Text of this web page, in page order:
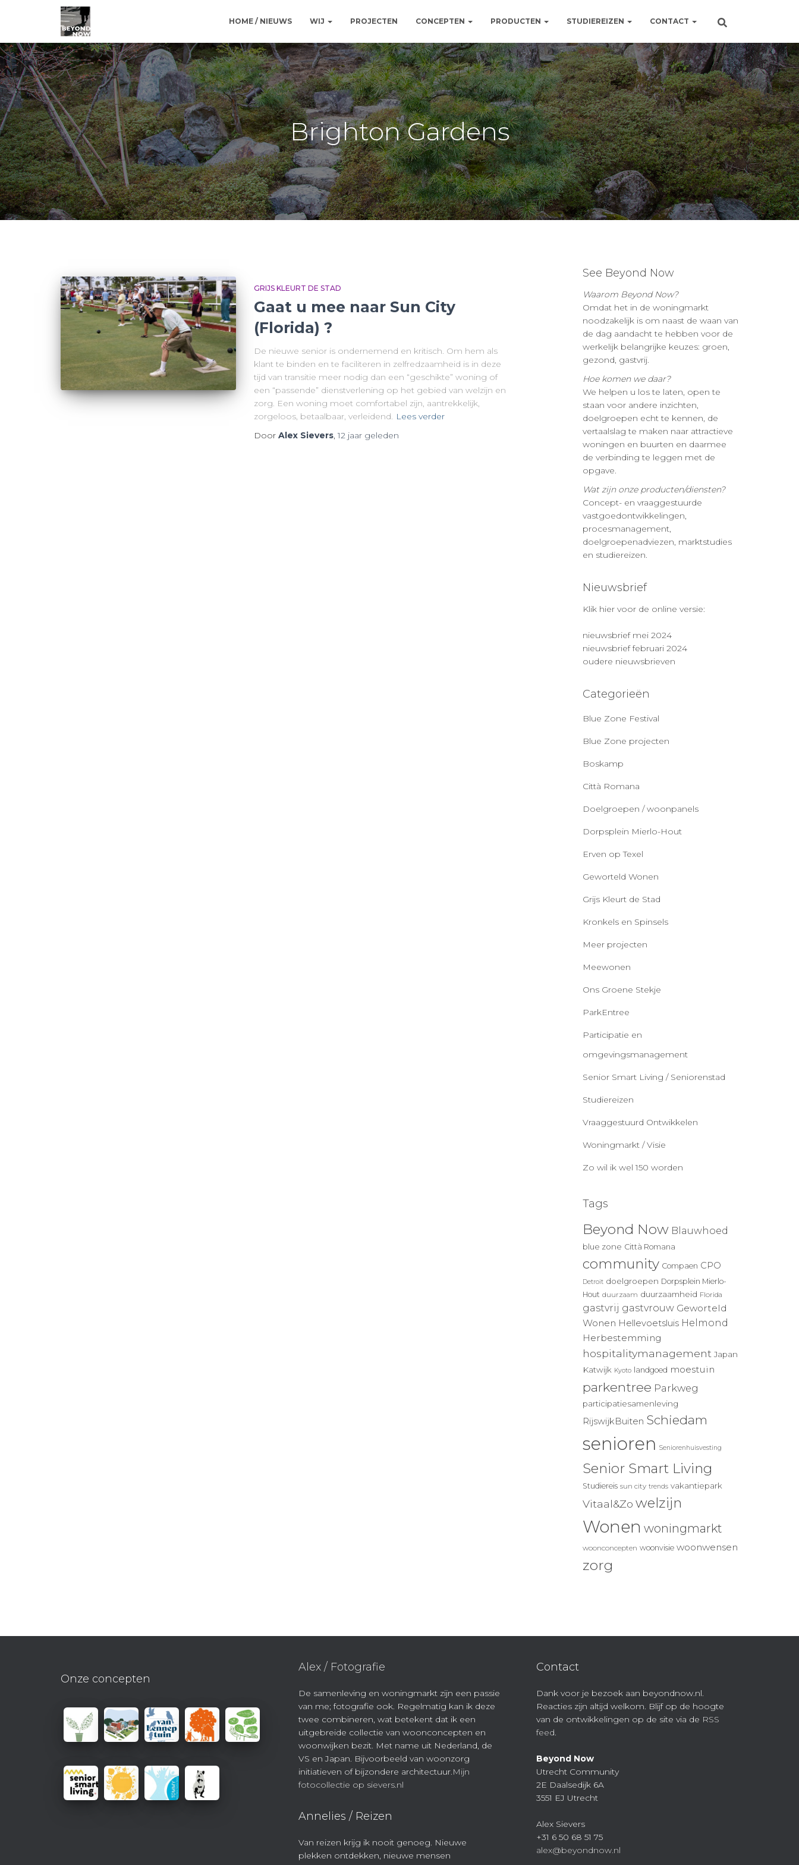
HOME / NIEUWS WIJ PROJECTEN CONCEPTEN PRODUCTEN STUDIEREIZEN CONTACT
Brighton Gardens
GRIJS KLEURT DE STAD
Gaat u mee naar Sun City
(Florida) ?
De nieuwe senior is ondernemend en kritisch. Om hem als
klant te binden en te faciliteren in zelfredzaamheid is in deze
tijd van transitie meer nodig dan een “geschikte” woning of
een “passende” dienstverlening op het gebied van welzijn en
zorg. Een woning moet comfortabel zijn, aantrekkelijk,
zorgeloos, betaalbaar, verleidend. Lees verder
Door Alex Sievers,12 jaar geleden
See Beyond Now
Waarom Beyond Now?
Omdat het in de woningmarkt
noodzakelijk is om naast de waan van
de dag aandacht te hebben voor de
werkelijk belangrijke keuzes: groen,
gezond, gastvrij.
Hoe komen we daar?
We helpen u los te laten, open te
staan voor andere inzichten,
doelgroepen echt te kennen, de
vertaalslag te maken naar attractieve
woningen en buurten en daarmee
de verbinding te leggen met de
opgave.
Wat zijn onze producten/diensten?
Concept- en vraaggestuurde
vastgoedontwikkelingen,
procesmanagement,
doelgroepenadviezen, marktstudies
en studiereizen.
Nieuwsbrief
Klik hier voor de online versie:
nieuwsbrief mei 2024
nieuwsbrief februari 2024
oudere nieuwsbrieven
Categorieën
Blue Zone Festival
Blue Zone projecten
Boskamp
Città Romana
Doelgroepen / woonpanels
Dorpsplein Mierlo-Hout
Erven op Texel
Geworteld Wonen
Grijs Kleurt de Stad
Kronkels en Spinsels
Meer projecten
Meewonen
Ons Groene Stekje
ParkEntree
Participatie en
omgevingsmanagement
Senior Smart Living / Seniorenstad
Studiereizen
Vraaggestuurd Ontwikkelen
Woningmarkt / Visie
Zo wil ik wel 150 worden
Tags
Beyond Now Blauwhoed
blue zone Città Romana
community Compaen CPO
Detroit doelgroepen Dorpsplein Mierlo-
Hout duurzaam duurzaamheid Florida
gastvrij gastvrouw Geworteld
Wonen Hellevoetsluis Helmond
Herbestemming
hospitalitymanagement Japan
Katwijk Kyoto landgoed moestuin
parkentree Parkweg
participatiesamenleving
RijswijkBuiten Schiedam
senioren Seniorenhuisvesting
Senior Smart Living
Studiereis sun city trends vakantiepark
Vitaal&Zo welzijn
Wonen woningmarkt
woonconcepten woonvisie woonwensen
zorg
Onze concepten
Alex / Fotografie
De samenleving en woningmarkt zijn een passie
van me; fotografie ook. Regelmatig kan ik deze
twee combineren, wat betekent dat ik een
uitgebreide collectie van woonconcepten en
woonwijken bezit. Met name uit Nederland, de
VS en Japan. Bijvoorbeeld van woonzorg
initiatieven of bijzondere architectuur.Mijn
fotocollectie op sievers.nl
Annelies / Reizen
Van reizen krijg ik nooit genoeg. Nieuwe
plekken ontdekken, nieuwe mensen
Contact
Dank voor je bezoek aan beyondnow.nl.
Reacties zijn altijd welkom. Blijf op de hoogte
van de ontwikkelingen op de site via de RSS
feed.
Beyond Now
Utrecht Community
2E Daalsedijk 6A
3551 EJ Utrecht
Alex Sievers
+31 6 50 68 51 75
alex@beyondnow.nl